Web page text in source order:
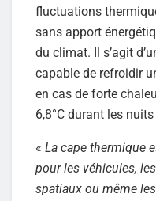
fluctuations
sans apport
du climat. Il s’agit
capable de refroidir
en cas de forte
6,8°C durant les
« La cape thermique
pour les véhicules,
spatiaux ou même